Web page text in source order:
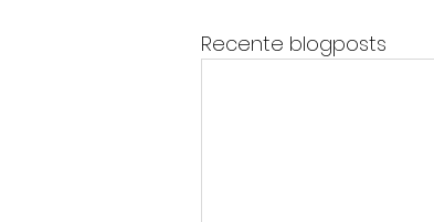
Recente blogposts